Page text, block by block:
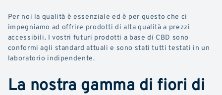
Per noi la qualità è essenziale ed è per questo che ci
impegniamo ad offrire prodotti di alta qualità a prezzi
accessibili. I vostri futuri prodotti a base di CBD sono
conformi agli standard attuali e sono stati tutti testati in un
laboratorio indipendente.
La nostra gamma di fiori di